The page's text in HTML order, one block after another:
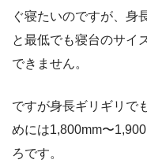
ぐ寝たいのですが、身
と最低でも寝台のサイ
できません。
ですが身長ギリギリで
めには1,800mm〜
ろです。